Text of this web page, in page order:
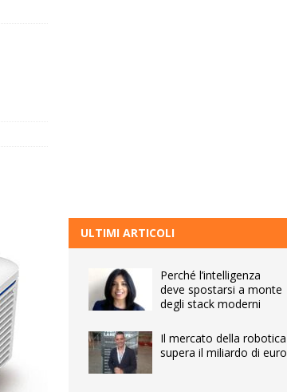
ULTIMI ARTICOLI
Perché l’intelligenza
deve spostarsi a monte
degli stack moderni
Il mercato della robotica
supera il miliardo di euro